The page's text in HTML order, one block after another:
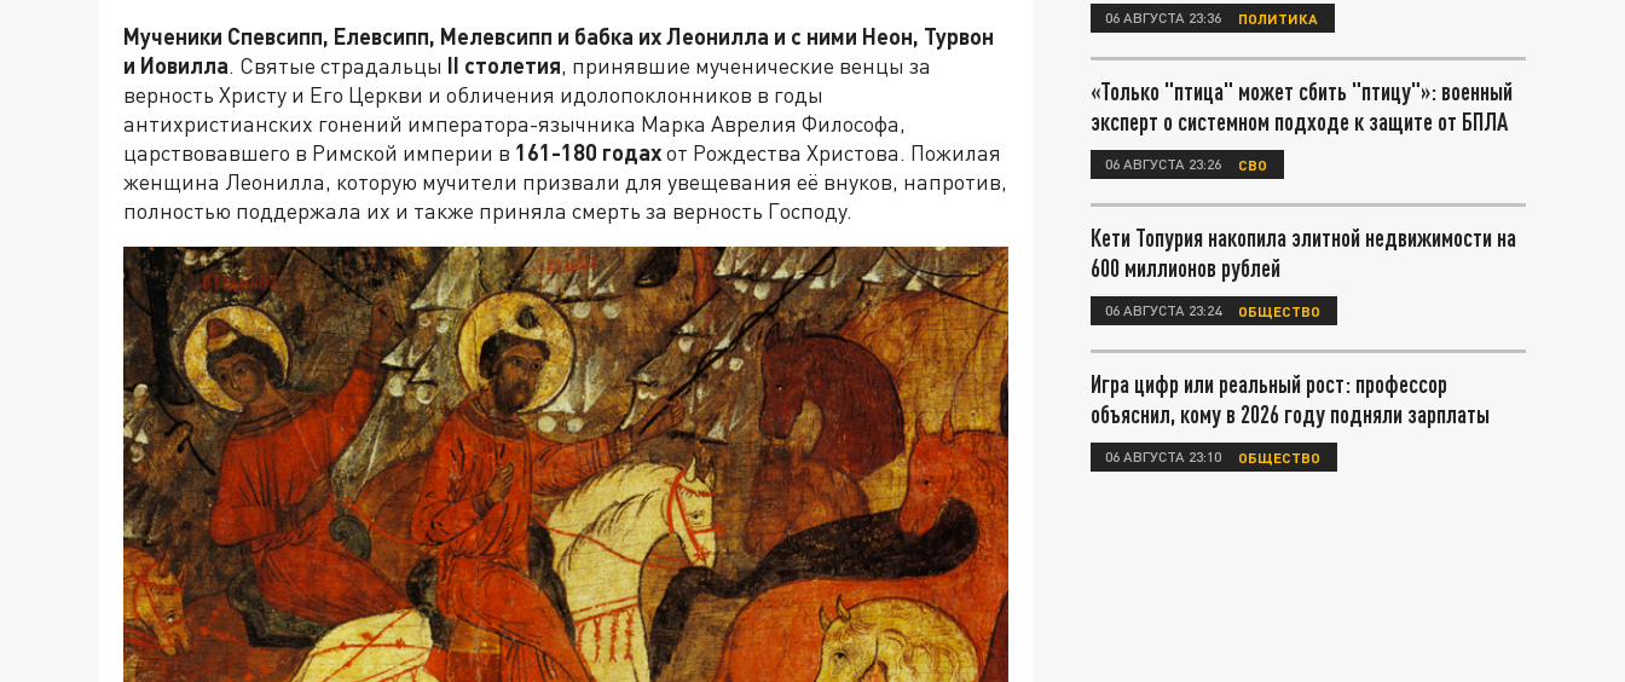
Мученики Спевсипп, Елевсипп, Мелевсипп и бабка их Леонилла и с ними Неон, Турвон
и Иовилла. Святые страдальцы II столетия, принявшие мученические венцы за
верность Христу и Его Церкви и обличения идолопоклонников в годы
антихристианских гонений императора-язычника Марка Аврелия Философа,
царствовавшего в Римской империи в 161-180 годахот Рождества Христова. Пожилая
женщина Леонилла, которую мучители призвали для увещевания её внуков, напротив,
полностью поддержала их и также приняла смерть за верность Господу.
06 АВГУСТА 23:36 ПОЛИТИКА
«Только "птица" может сбить "птицу"»: военный
эксперт о системном подходе к защите от БПЛА
06 АВГУСТА 23:26 СВО
Кети Топурия накопила элитной недвижимости на
600 миллионов рублей
06 АВГУСТА 23:24 ОБЩЕСТВО
Игра цифр или реальный рост: профессор
объяснил, кому в 2026 году подняли зарплаты
06 АВГУСТА 23:10 ОБЩЕСТВО